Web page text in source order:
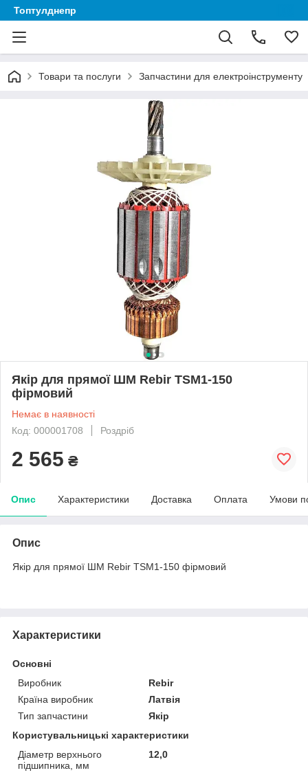
Топтулднепр
Товари та послуги Запчастини для електроінструменту
Якір для прямої ШМ Rebir TSM1-150
фірмовий
Немає в наявності
Код: 000001708
Роздріб
2 565 ₴
Опис Характеристики Доставка Оплата Умови
Опис
Якір для прямої ШМ Rebir TSM1-150 фірмовий
Характеристики
Основні
Виробник
Rebir
Країна виробник
Латвія
Тип запчастини
Якір
Користувальницькі характеристики
Діаметр верхнього
підшипника, мм
12,0